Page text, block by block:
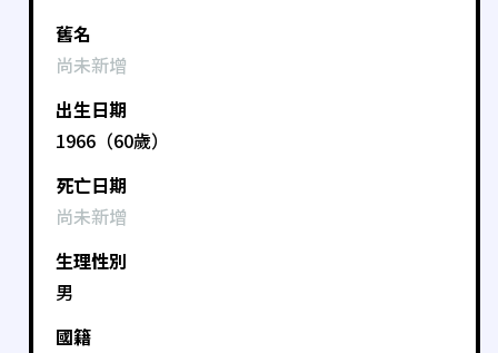
舊名
尚未新增
出生日期
1966（60歲）
死亡日期
尚未新增
生理性別
男
國籍